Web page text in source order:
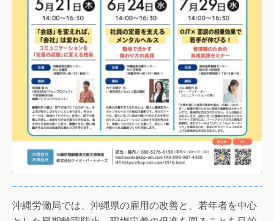
沖縄労働局では、沖縄県の雇用の改善と、若年者を中心